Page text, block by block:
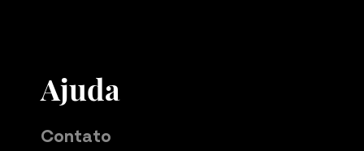
Ajuda
Contato